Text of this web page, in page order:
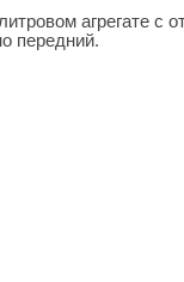
агрегате с
передний.